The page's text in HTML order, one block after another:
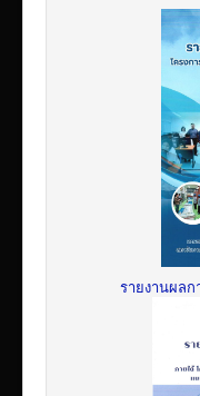
รายงานผล